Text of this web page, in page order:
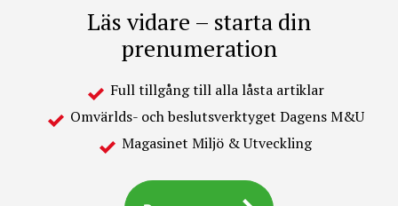
Läs vidare – starta din
prenumeration
Full tillgång till alla låsta artiklar
Omvärlds- och beslutsverktyget Dagens M&U
Magasinet Miljö & Utveckling